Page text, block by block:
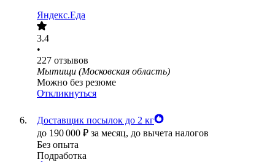
Яндекс.Еда
3.4
•
227 отзывов
Мытищи (Московская область)
Можно без резюме
Откликнуться
Доставщик посылок до 2 кг
до 190 000 ₽ за месяц, до вычета налогов
Без опыта
Подработка